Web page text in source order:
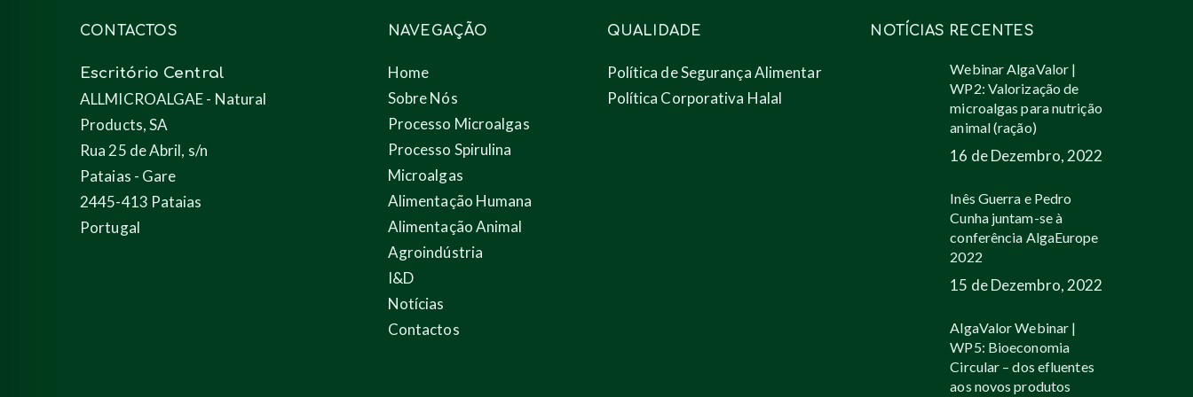
CONTACTOS
Escritório Central
ALLMICROALGAE - Natural
Products, SA
Rua 25 de Abril, s/n
Pataias - Gare
2445-413 Pataias
Portugal
NAVEGAÇÃO
Home
Sobre Nós
Processo Microalgas
Processo Spirulina
Microalgas
Alimentação Humana
Alimentação Animal
Agroindústria
I&D
Notícias
Contactos
QUALIDADE
Política de Segurança Alimentar
Política Corporativa Halal
NOTÍCIAS RECENTES
Webinar AlgaValor |
WP2: Valorização de
microalgas para nutrição
animal (ração)
16 de Dezembro, 2022
Inês Guerra e Pedro
Cunha juntam-se à
conferência AlgaEurope
2022
15 de Dezembro, 2022
AlgaValor Webinar |
WP5: Bioeconomia
Circular – dos efluentes
aos novos produtos